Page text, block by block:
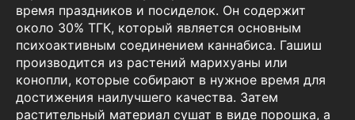
время праздников и посиделок. Он содержит
около 30% ТГК, который является основным
психоактивным соединением каннабиса. Гашиш
производится из растений марихуаны или
конопли, которые собирают в нужное время для
достижения наилучшего качества. Затем
растительный материал сушат в виде порошка, а